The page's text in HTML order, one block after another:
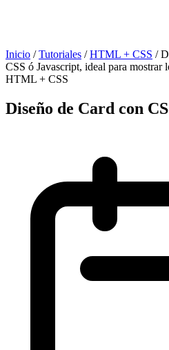
Inicio / Tutoriales / HTML + CSS /
CSS ó Javascript, ideal para mostrar
HTML + CSS
Diseño de Card con